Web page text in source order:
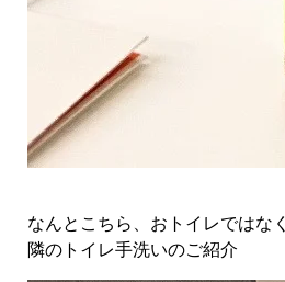
なんとこちら、おトイレではなく
隣のトイレ手洗いのご紹介